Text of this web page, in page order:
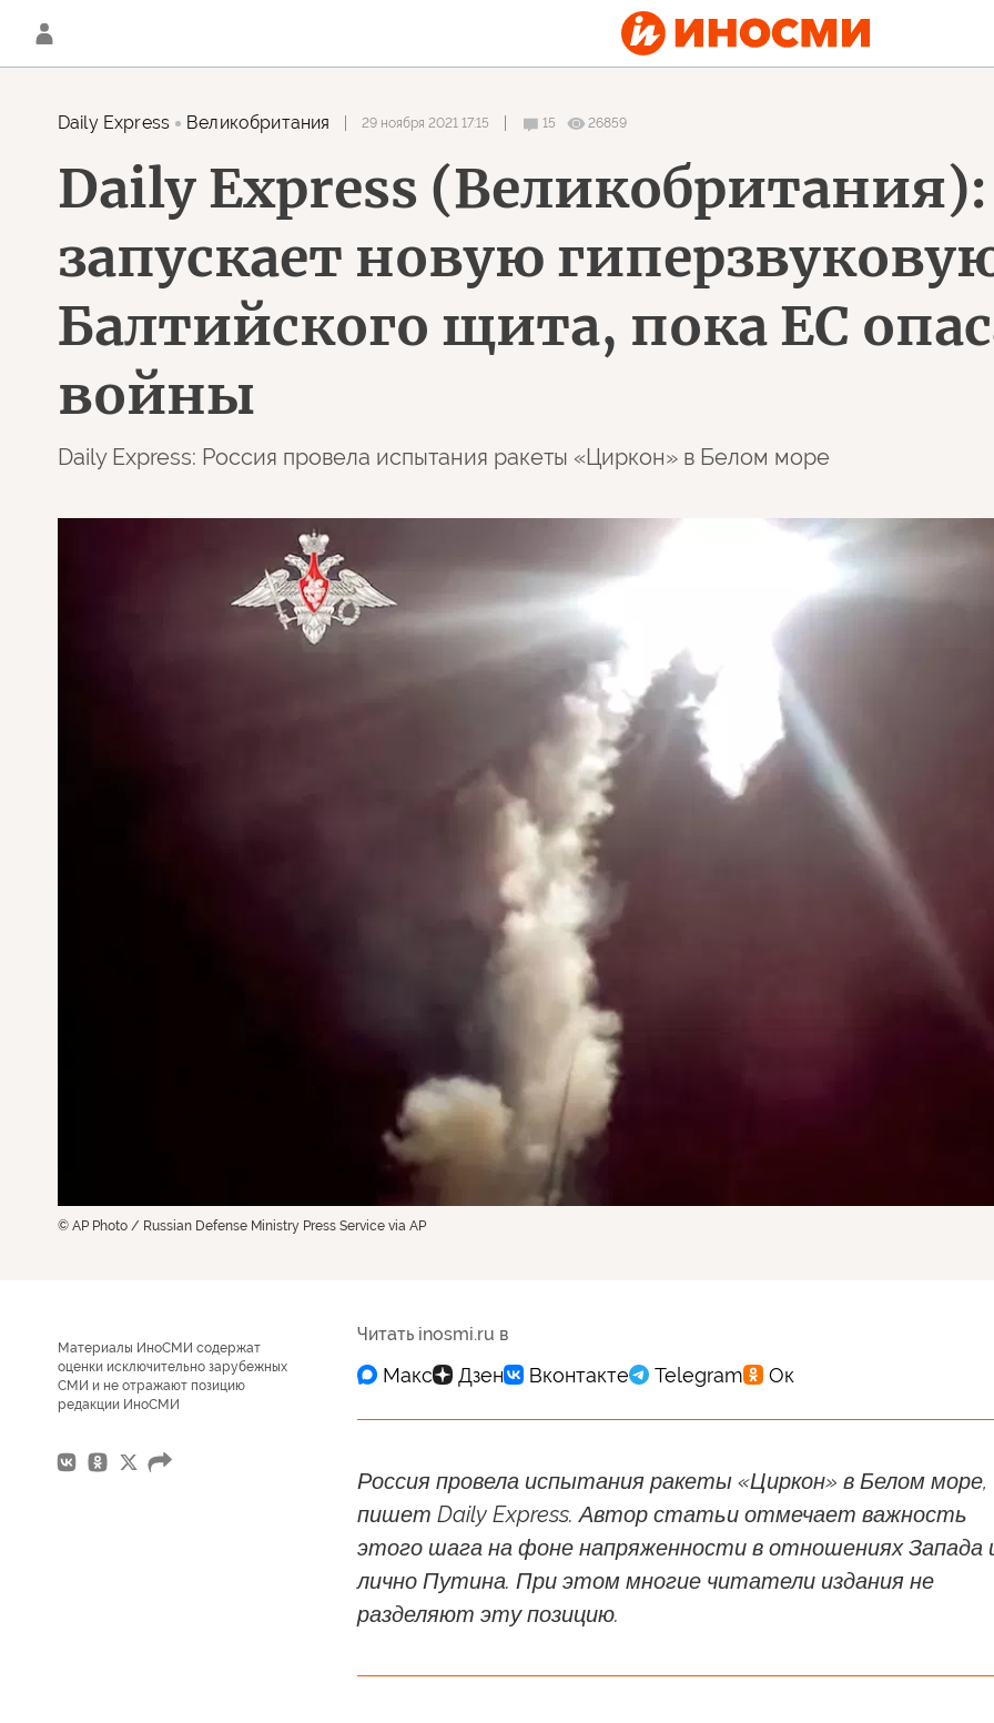
Daily Express Великобритания 29 ноября 2021 17:15 15 26859
Daily Express
запускает новую
Балтийского щита, пока ЕС
войны
Daily Express: Россия провела испытания ракеты «Циркон» в Белом море
© AP Photo / Russian Defense Ministry Press Service via AP
Материалы ИноСМИ содержат
оценки исключительно зарубежных
СМИ и не отражают позицию
редакции ИноСМИ
Читать inosmi.ru в
Россия провела испытания ракеты «Циркон» в Белом море,
пишет Daily Express. Автор статьи отмечает важность
этого шага на фоне напряженности в отношениях Запада
лично Путина. При этом многие читатели издания не
разделяют эту позицию.